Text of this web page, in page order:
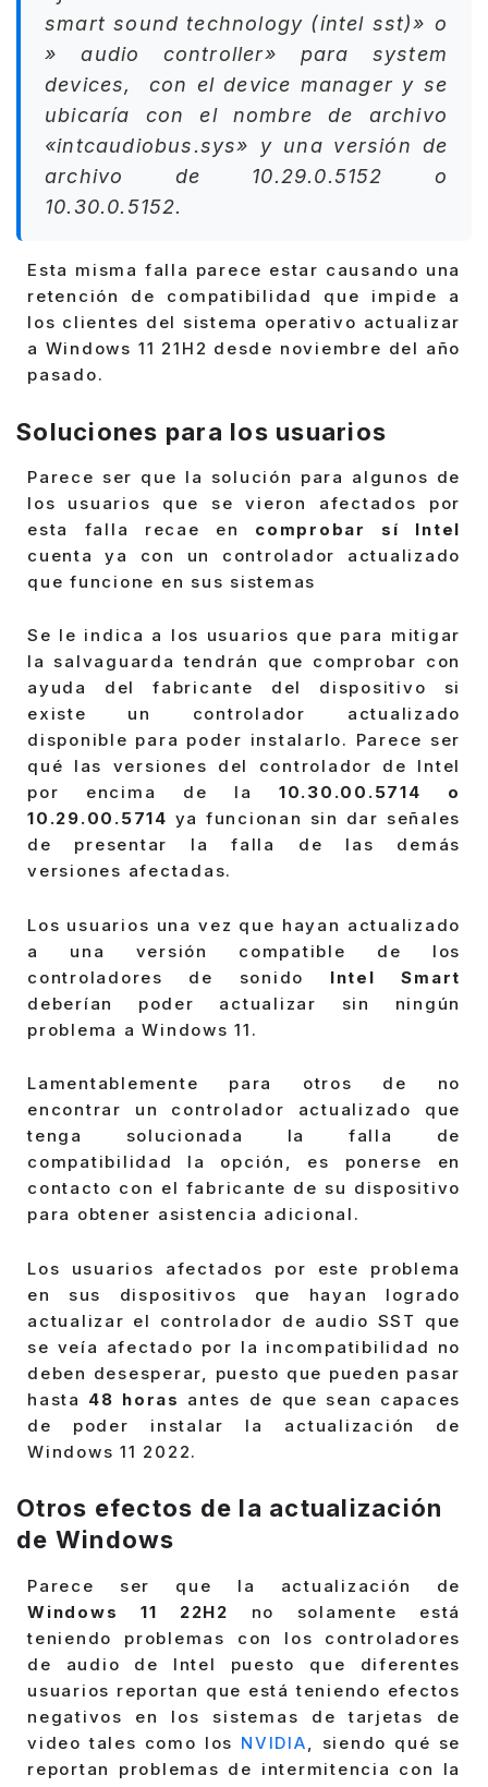
smart sound technology (intel sst)» o
»audio controller» para system
devices, con eldevice manager y se
ubicaría con el nombre de archivo
«intcaudiobus.sys» y una versión de
archivo de 10.29.0.5152 o
10.30.0.5152.
Esta misma falla parece estar causando una
retención de compatibilidad que impide a
los clientes del sistema operativo actualizar
a Windows 11 21H2 desde noviembre del año
pasado.
Soluciones para los usuarios
Parece ser que la solución para algunos de
los usuarios que se vieron afectados por
esta falla recae en comprobar sí Intel
cuenta ya con un controlador actualizado
que funcione en sus sistemas
Se le indica a los usuarios que para mitigar
la salvaguarda tendrán que comprobar con
ayuda del fabricante del dispositivo si
existe un controlador actualizado
disponible para poder instalarlo. Parece ser
qué las versiones del controlador de Intel
por encima de la 10.30.00.5714 o
10.29.00.5714 ya funcionan sin dar señales
de presentar la falla de las demás
versiones afectadas.
Los usuarios una vez que hayan actualizado
a una versión compatible de los
controladores de sonido Intel Smart
deberían poder actualizar sin ningún
problema a Windows 11.
Lamentablemente para otros de no
encontrar un controlador actualizado que
tenga solucionada la falla de
compatibilidad la opción, es ponerse en
contacto con el fabricante de su dispositivo
para obtener asistencia adicional.
Los usuarios afectados por este problema
en sus dispositivos que hayan logrado
actualizar el controlador de audio SST que
se veía afectado por la incompatibilidad no
deben desesperar, puesto que pueden pasar
hasta 48 horas antes de que sean capaces
de poder instalar la actualización de
Windows 11 2022.
Otros efectos de la actualización
de Windows
Parece ser que la actualización de
Windows 11 22H2 no solamente está
teniendo problemas con los controladores
de audio de Intel puesto que diferentes
usuarios reportan que está teniendo efectos
negativos en los sistemas de tarjetas de
video tales como los NVIDIA , siendo qué se
reportan problemas de intermitencia con la